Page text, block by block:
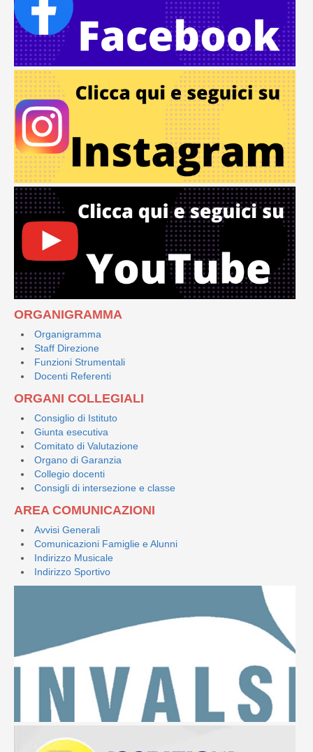
ORGANIGRAMMA
Organigramma
Staff Direzione
Funzioni Strumentali
Docenti Referenti
ORGANI COLLEGIALI
Consiglio di Istituto
Giunta esecutiva
Comitato di Valutazione
Organo di Garanzia
Collegio docenti
Consigli di intersezione e classe
AREA COMUNICAZIONI
Avvisi Generali
Comunicazioni Famiglie e Alunni
Indirizzo Musicale
Indirizzo Sportivo